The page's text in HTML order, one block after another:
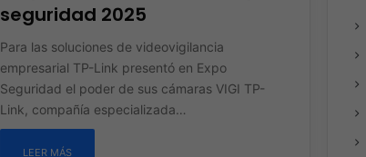
seguridad 2025
Para las soluciones de videovigilancia
empresarial TP-Link presentó en Expo
Seguridad el poder de sus cámaras VIGI TP-
Link, compañía especializada…
LEER MÁS